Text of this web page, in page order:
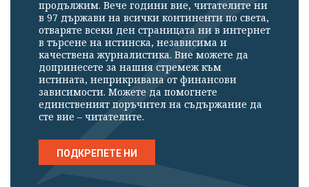
продължим. Вече години вие, читателите ни
в 97 държави на всички континенти по света,
отваряте всеки ден страницата ни в интернет
в търсене на истинска, независима и
качествена журналистика. Вие можете да
допринесете за нашия стремеж към
истината, неприкривана от финансови
зависимости. Можете да помогнете
единственият поръчител на съдържание да
сте вие – читателите.
ПОДКРЕПЕТЕ НИ